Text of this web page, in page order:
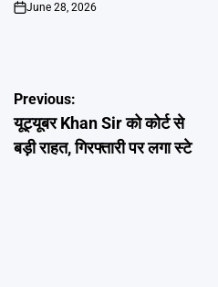
on
June 28, 2026
Post
navigation
Previous:
यूट्यूबर Khan Sir को कोर्ट से
बड़ी राहत, गिरफ्तारी पर लगा स्टे